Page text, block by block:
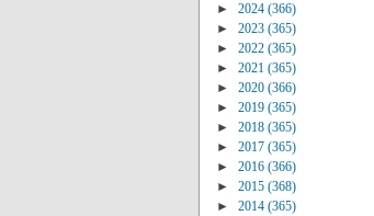
►
2024 (366)
►
2023 (365)
►
2022 (365)
►
2021 (365)
►
2020 (366)
►
2019 (365)
►
2018 (365)
►
2017 (365)
►
2016 (366)
►
2015 (368)
►
2014 (365)